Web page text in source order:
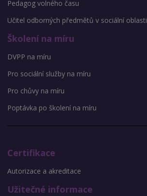
Pedagog volného času
Učitel odborných předmětů v sociální oblasti
Školení na míru
DVPP na míru
Pro sociální služby na míru
Pro chůvy na míru
Poptávka po školení na míru
Certifikace
Autorizace a akreditace
Užitečné informace